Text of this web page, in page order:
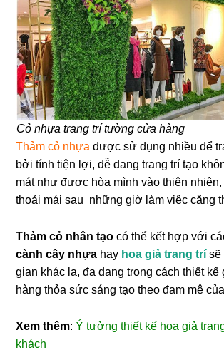
Cỏ nhựa trang trí tường cửa hàng
Thảm cỏ nhựa được sử dụng nhiều để
bởi tính tiện lợi, dễ dang trang trí tạo
mát như được hòa mình vào thiên nhiên,
thoải mái sau những giờ làm việc căng
Thảm cỏ nhân tạo có thể kết hợp với
cành cây nhựa hay hoa giả trang trí sẽ
gian khác lạ, đa dạng trong cách thiết kế
hàng thỏa sức sáng tạo theo đam mê
Xem thêm:Ý tưởng thiết kế hoa giả
khách